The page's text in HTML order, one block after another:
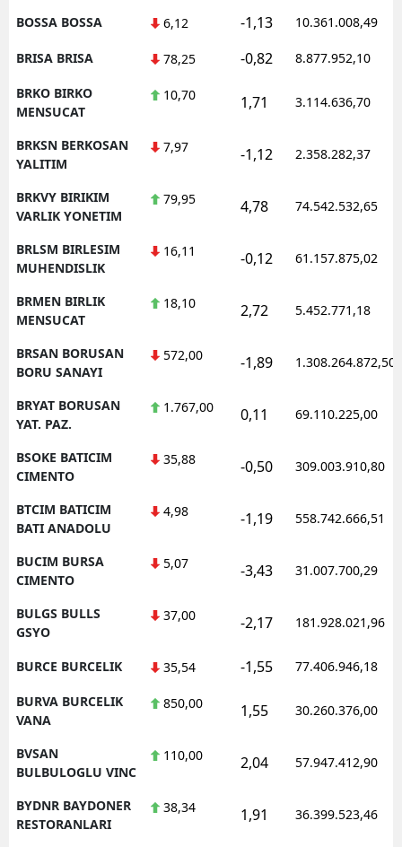
BOSSA BOSSA 6,12 -1,13 10.361.008,49
BRISA BRISA 78,25 -0,82 8.877.952,10
BRKO BIRKO
MENSUCAT
10,70 1,71 3.114.636,70
BRKSN BERKOSAN
YALITIM
7,97 -1,12 2.358.282,37
BRKVY BIRIKIM
VARLIK YONETIM
79,95 4,78 74.542.532,65
BRLSM BIRLESIM
MUHENDISLIK
16,11 -0,12 61.157.875,02
BRMEN BIRLIK
MENSUCAT
18,10 2,72 5.452.771,18
BRSAN BORUSAN
BORU SANAYI
572,00 -1,89 1.308.264.872,50
BRYAT BORUSAN
YAT. PAZ.
1.767,00 0,11 69.110.225,00
BSOKE BATICIM
CIMENTO
35,88 -0,50 309.003.910,80
BTCIM BATICIM
BATI ANADOLU
4,98 -1,19 558.742.666,51
BUCIM BURSA
CIMENTO
5,07 -3,43 31.007.700,29
BULGS BULLS
GSYO
37,00 -2,17 181.928.021,96
BURCE BURCELIK 35,54 -1,55 77.406.946,18
BURVA BURCELIK
VANA
850,00 1,55 30.260.376,00
BVSAN
BULBULOGLU VINC
110,00 2,04 57.947.412,90
BYDNR BAYDONER
RESTORANLARI
38,34 1,91 36.399.523,46